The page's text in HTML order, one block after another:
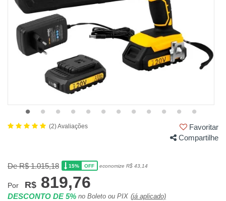
(2) Avaliações
Favoritar
Compartilhe
De R$ 1.015,18 15% OFF economize R$ 43,14
Por R$ 819,76
DESCONTO DE 5% no Boleto ou PIX (já aplicado)